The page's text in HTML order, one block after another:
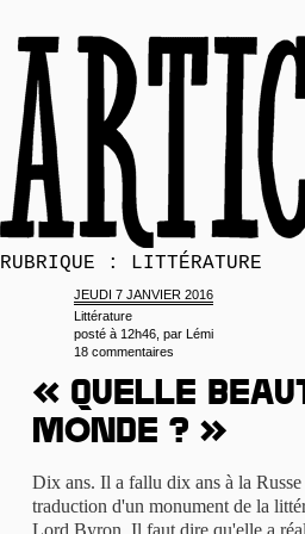
RUBRIQUE : LITTÉRATURE
JEUDI 7 JANVIER 2016
Littérature
posté à 12h46, par Lémi
18 commentaires
« Quelle
monde ? »
Dix ans. Il a fallu dix ans à la
traduction d'un monument de la
Lord Byron. Il faut dire qu'elle a